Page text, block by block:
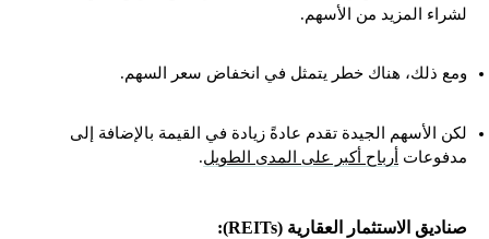
لشراء المزيد من الأسهم.
ومع ذلك، هناك خطر يتمثل في انخفاض سعر السهم.
لكن الأسهم الجيدة تقدم عادةً زيادة في القيمة بالإضافة إلى
مدفوعات أرباح أكبر على المدى الطويل.
صناديق الاستثمار العقارية (REITs):